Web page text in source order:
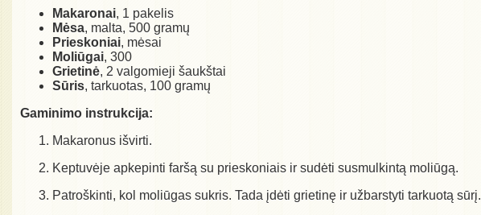
Makaronai, 1 pakelis
Mėsa, malta, 500 gramų
Prieskoniai, mėsai
Moliūgai, 300
Grietinė, 2 valgomieji šaukštai
Sūris, tarkuotas, 100 gramų
Gaminimo instrukcija:
Makaronus išvirti.
Keptuvėje apkepinti faršą su prieskoniais ir sudėti susmulkintą moliūgą.
Patroškinti, kol moliūgas sukris. Tada įdėti grietinę ir užbarstyti tarkuotą sūrį.